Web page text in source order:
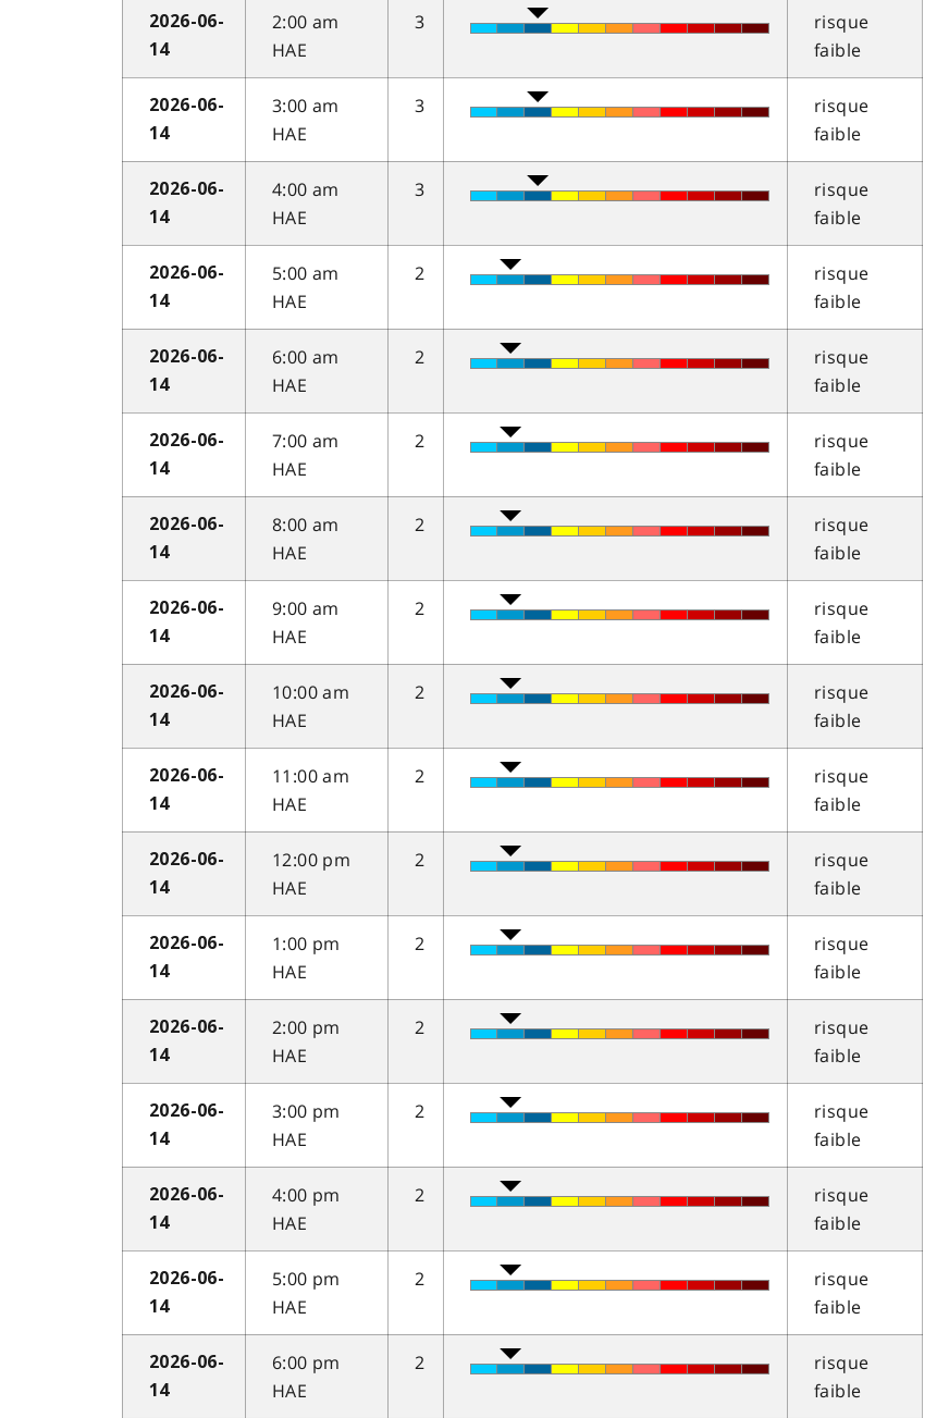
2026-06-
14
2:00 am
HAE
3
risque
faible
2026-06-
14
3:00 am
HAE
3
risque
faible
2026-06-
14
4:00 am
HAE
3
risque
faible
2026-06-
14
5:00 am
HAE
2
risque
faible
2026-06-
14
6:00 am
HAE
2
risque
faible
2026-06-
14
7:00 am
HAE
2
risque
faible
2026-06-
14
8:00 am
HAE
2
risque
faible
2026-06-
14
9:00 am
HAE
2
risque
faible
2026-06-
14
10:00 am
HAE
2
risque
faible
2026-06-
14
11:00 am
HAE
2
risque
faible
2026-06-
14
12:00 pm
HAE
2
risque
faible
2026-06-
14
1:00 pm
HAE
2
risque
faible
2026-06-
14
2:00 pm
HAE
2
risque
faible
2026-06-
14
3:00 pm
HAE
2
risque
faible
2026-06-
14
4:00 pm
HAE
2
risque
faible
2026-06-
14
5:00 pm
HAE
2
risque
faible
2026-06-
14
6:00 pm
HAE
2
risque
faible